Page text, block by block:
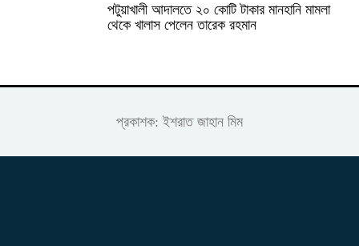
পটুয়াখালী আদালতে ২০ কোটি টাকার মানহানি মামলা
থেকে খালাস পেলেন তারেক রহমান
প্রকাশক: ইশরাত জাহান মিম